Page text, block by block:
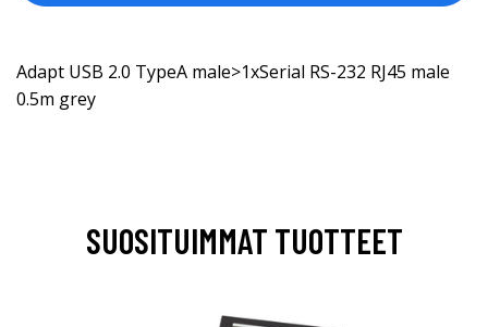
Adapt USB 2.0 TypeA male>1xSerial RS-232 RJ45 male
0.5m grey
SUOSITUIMMAT TUOTTEET